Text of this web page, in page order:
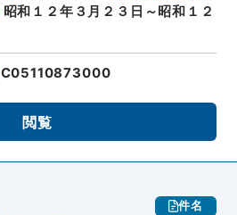
昭和１２年３月２３日～昭和１２
C05110873000
閲覧
件名